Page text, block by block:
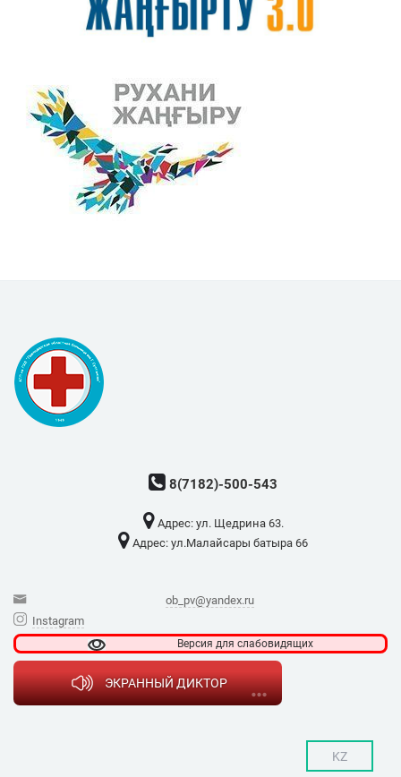
8(7182)-500-543
Адрес: ​ул. Щедрина 63.
Адрес: ​ул.Малайсары батыра 66
ob_pv@yandex.ru
Instagram
Версия для слабовидящих
ЭКРАННЫЙ ДИКТОР
KZ